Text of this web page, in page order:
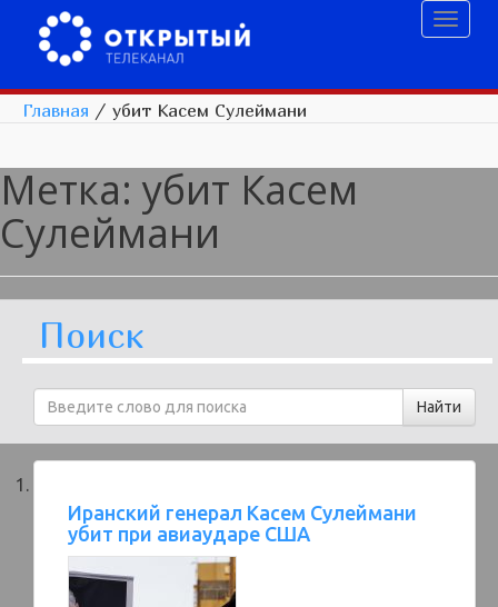
Главная / убит Касем Сулеймани
Метка: убит Касем
Сулеймани
Поиск
Иранский генерал Касем Сулеймани
убит при авиаударе США